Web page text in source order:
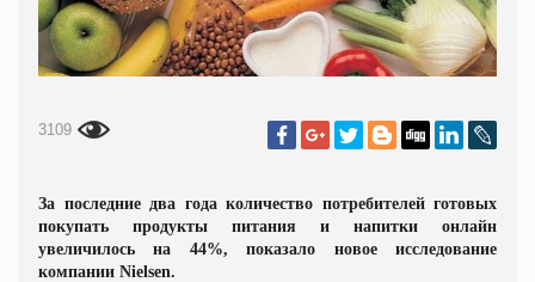
3109
За последние два года количество потребителей готовых
покупать продукты питания и напитки онлайн
увеличилось на 44%, показало новое исследование
компании Nielsen.